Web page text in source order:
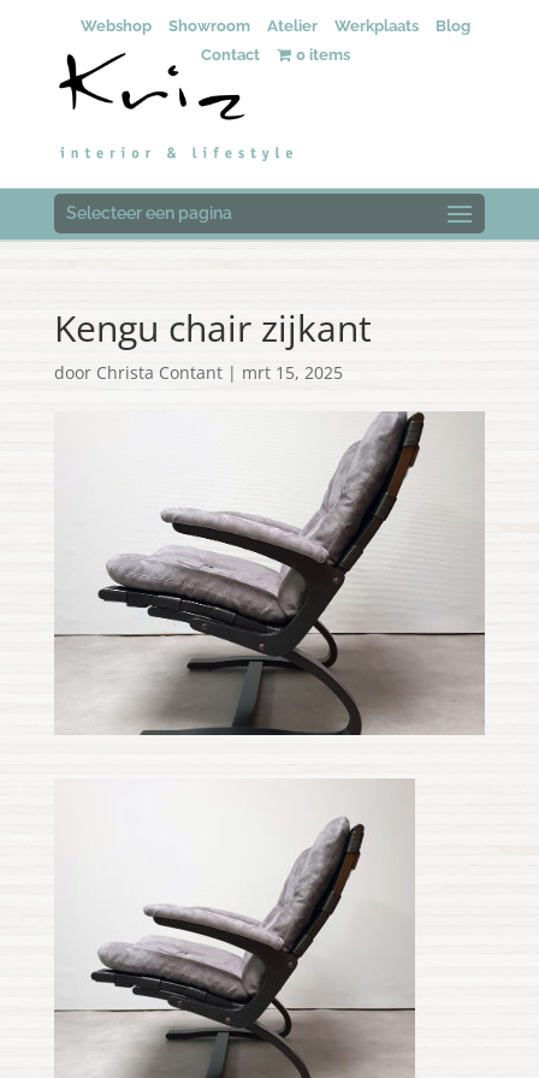
Webshop Showroom Atelier Werkplaats
Blog
Contact
0 items
Selecteer een pagina
Kengu chair zijkant
door Christa Contant| mrt 15, 2025